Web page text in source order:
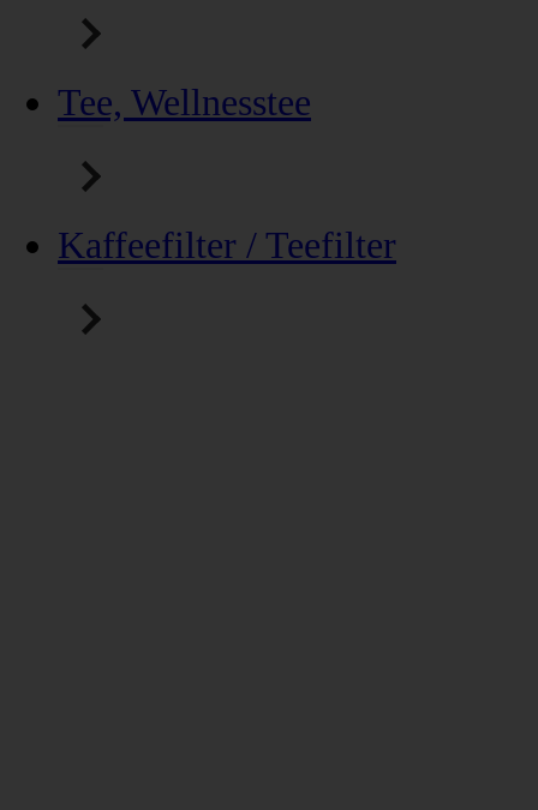
Tee, Wellnesstee
Kaffeefilter / Teefilter